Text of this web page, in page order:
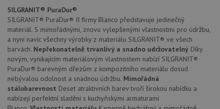
SILGRANIT® PuraDur®
SILGRANIT® PuraDur® II firmy Blanco představuje jedinečný
materiál. S mimořádnými, znovu vylepšenými vlastnostmi pro údržbu,
a nyní navíc všechny výrobky z materiálu SILGRANIT® ve všech
barvách. Nepřekonatelně trvanlivý a snadno udržovatelný Díky
novým, vynikajícím materiálovým vlastnostem nabízí SILGRANIT®
PuraDur® barevným dřezům z kompozitního materiálu dosud
nebývalou odolnost a snadnou údržbu. Mimořádná
stálobarevnost Deset atraktivních barev tvoří širokou nabídku a
nabízejí perfektní sladění s kuchyňskými armaturami
funkce webových stránek, jako je přihlášení
uživatele a správa účtu. Webové stránky nelze bez
nezbytně nutných souborů cookie správně používat.
Název
Poskytovatel/
Doména
Vyprší
udid .drezy-blanco.cz
4 týdny 2